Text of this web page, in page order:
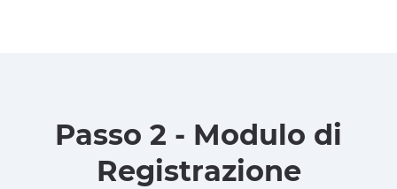
Passo 2 - Modulo di
Registrazione